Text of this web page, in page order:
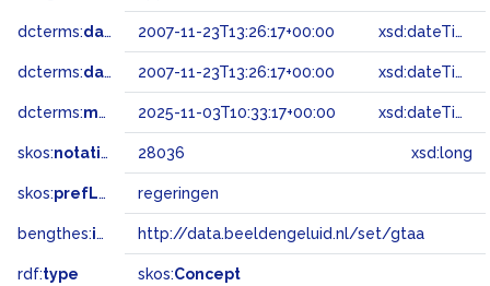
dcterms:dateAccepted 2007-11-23T13:26:17+00:00 xsd:dateTime
dcterms:dateSubmitted 2007-11-23T13:26:17+00:00 xsd:dateTime
dcterms:modified 2025-11-03T10:33:17+00:00 xsd:dateTime
skos:notation 28036 xsd:long
skos:prefLabel regeringen
bengthes:inSet http://data.beeldengeluid.nl/set/gtaa
rdf:type skos:Concept